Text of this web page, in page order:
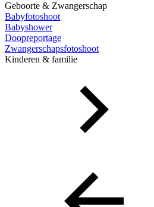
Geboorte & Zwangerschap
Babyfotoshoot
Babyshower
Doopreportage
Zwangerschapsfotoshoot
Kinderen & familie